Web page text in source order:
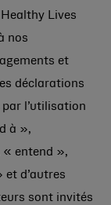
Lives
nos
et
déclarations
l’utilisation
à »,
« entend »,
d’autres
sont invités